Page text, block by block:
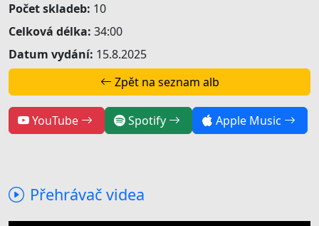
Počet skladeb: 10
Celková délka: 34:00
Datum vydání: 15.8.2025
Zpět na seznam alb
YouTube Spotify Apple Music
Přehrávač videa